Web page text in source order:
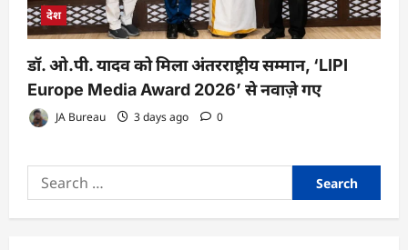
देश
डॉ. ओ.पी. यादव को मिला अंतरराष्ट्रीय सम्मान, ‘LIPI
Europe Media Award 2026’ से नवाज़े गए
JA Bureau 3 days ago 0
Search
for: